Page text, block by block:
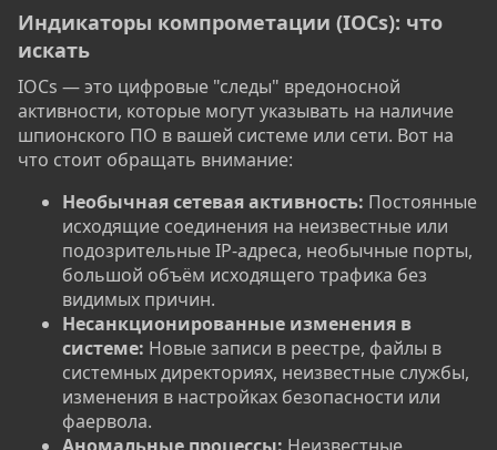
Индикаторы компрометации (IOCs): что
искать​
IOCs — это цифровые "следы" вредоносной
активности, которые могут указывать на наличие
шпионского ПО в вашей системе или сети. Вот на
что стоит обращать внимание:
Необычная сетевая активность: Постоянные
исходящие соединения на неизвестные или
подозрительные IP-адреса, необычные порты,
большой объём исходящего трафика без
видимых причин.
Несанкционированные изменения в
системе: Новые записи в реестре, файлы в
системных директориях, неизвестные службы,
изменения в настройках безопасности или
фаервола.